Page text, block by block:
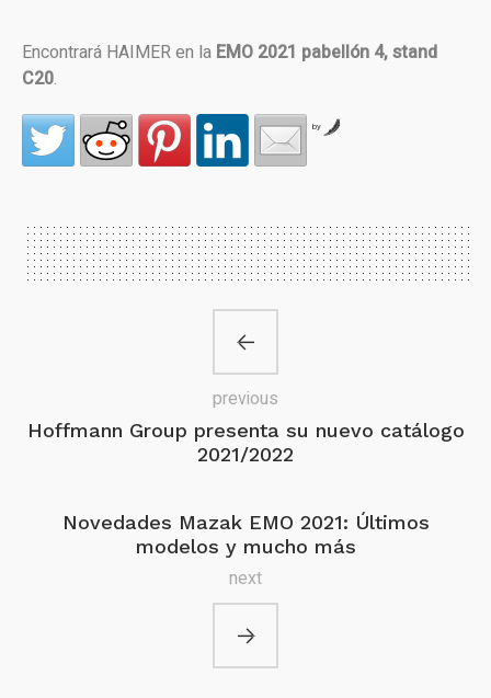
Encontrará HAIMER en la EMO 2021 pabellón 4, stand
C20.
by
Hoffmann Group presenta su nuevo catálogo
2021/2022
previous
Novedades Mazak EMO 2021: Últimos
modelos y mucho más
next